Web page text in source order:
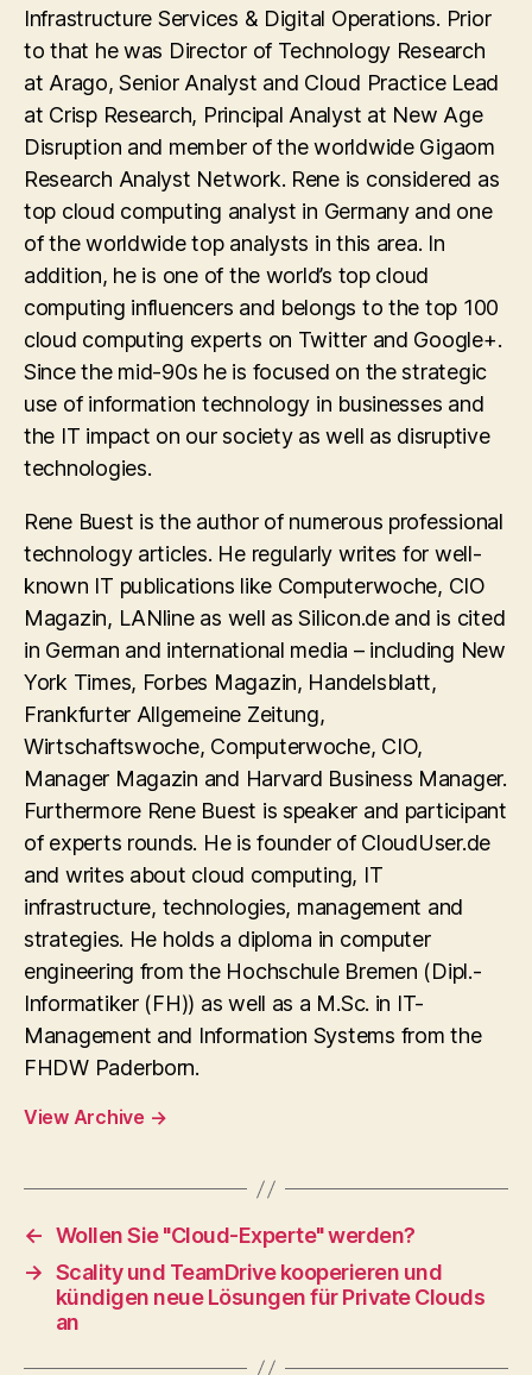
Infrastructure Services & Digital Operations. Prior
to that he was Director of Technology Research
at Arago, Senior Analyst and Cloud Practice Lead
at Crisp Research, Principal Analyst at New Age
Disruption and member of the worldwide Gigaom
Research Analyst Network. Rene is considered as
top cloud computing analyst in Germany and one
of the worldwide top analysts in this area. In
addition, he is one of the world’s top cloud
computing influencers and belongs to the top 100
cloud computing experts on Twitter and Google+.
Since the mid-90s he is focused on the strategic
use of information technology in businesses and
the IT impact on our society as well as disruptive
technologies.
Rene Buest is the author of numerous professional
technology articles. He regularly writes for well-
known IT publications like Computerwoche, CIO
Magazin, LANline as well as Silicon.de and is cited
in German and international media – including New
York Times, Forbes Magazin, Handelsblatt,
Frankfurter Allgemeine Zeitung,
Wirtschaftswoche, Computerwoche, CIO,
Manager Magazin and Harvard Business Manager.
Furthermore Rene Buest is speaker and participant
of experts rounds. He is founder of CloudUser.de
and writes about cloud computing, IT
infrastructure, technologies, management and
strategies. He holds a diploma in computer
engineering from the Hochschule Bremen (Dipl.-
Informatiker (FH)) as well as a M.Sc. in IT-
Management and Information Systems from the
FHDW Paderborn.
View Archive →
← Wollen Sie "Cloud-Experte" werden?
→ Scality und TeamDrive kooperieren und
kündigen neue Lösungen für Private Clouds
an